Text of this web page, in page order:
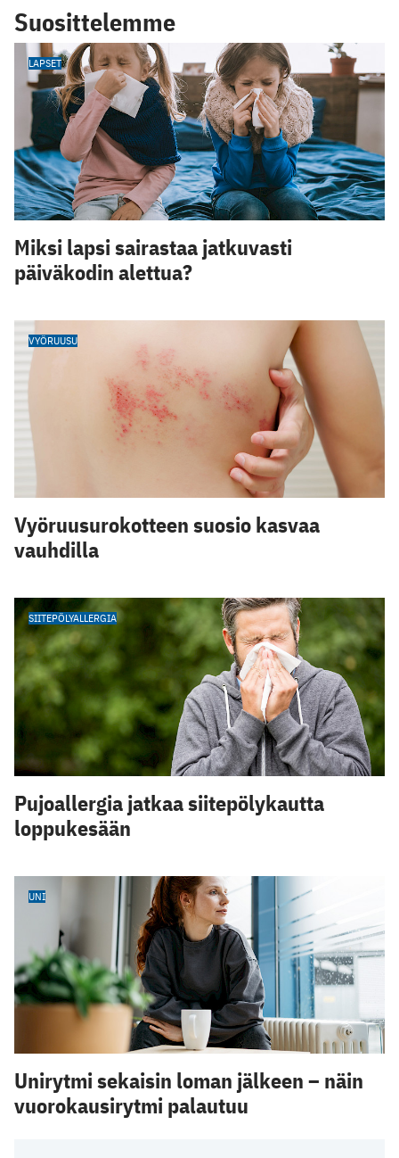
Suosittelemme
LAPSET
Miksi lapsi sairastaa jatkuvasti
päiväkodin alettua?
VYÖRUUSU
Vyöruusurokotteen suosio kasvaa
vauhdilla
SIITEPÖLYALLERGIA
Pujoallergia jatkaa siitepölykautta
loppukesään
UNI
Unirytmi sekaisin loman jälkeen – näin
vuorokausirytmi palautuu